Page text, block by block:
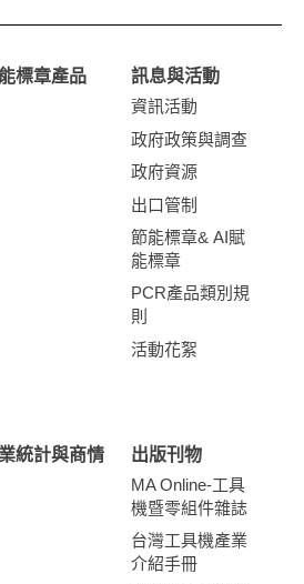
標章產品
訊息與活動
資訊活動
政府政策與調查
政府資源
出口管制
節能標章& AI賦
能標章
PCR產品類別規
則
活動花絮
統計與商情
出版刊物
MA Online-工具
機暨零組件雜誌
台灣工具機產業
介紹手冊